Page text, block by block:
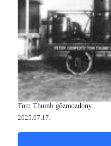
Tom Thumb gőzmozdony
2025.07.17.